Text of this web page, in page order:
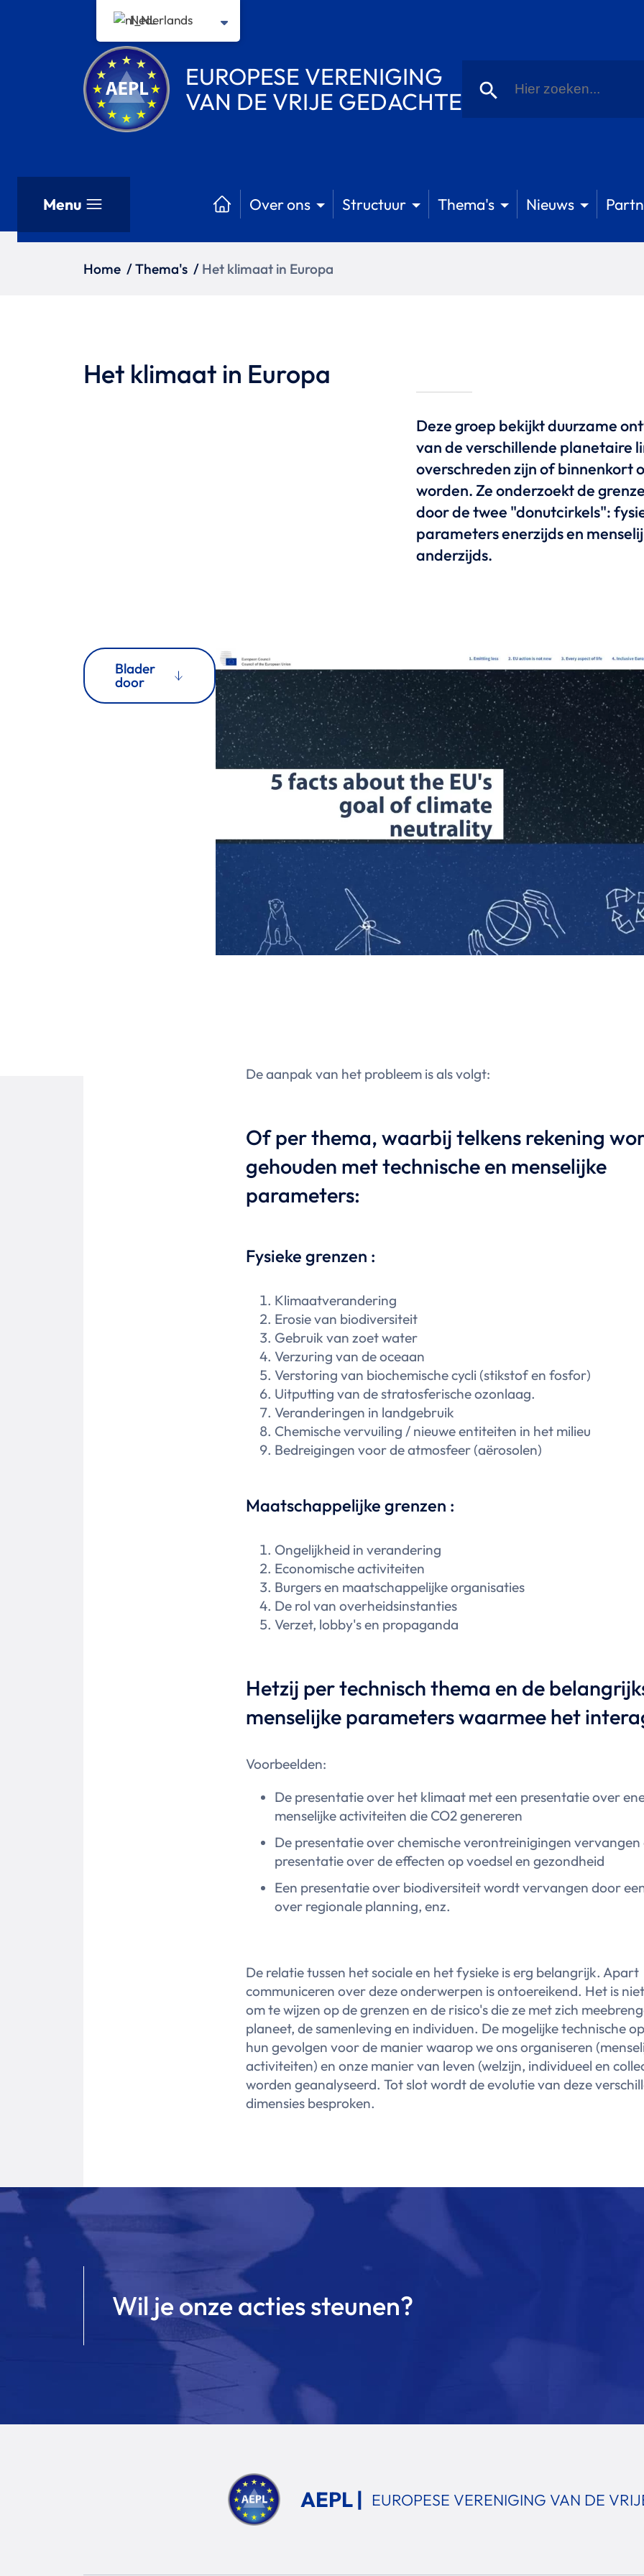
EUROPESE VERENIGING
VAN DE VRIJE GEDACHTE
naar:
Zoekknop
Menu Over ons Structuur Thema's Nieuws
Home /Thema's / Het klimaat in Europa
Het klimaat in Europa
Deze groep bekijkt duurzame
van de verschillende planetaire
overschreden zijn of binnenkort
worden. Ze onderzoekt de
door de twee "donutcirkels":
parameters enerzijds en
anderzijds.
Blader
door
De aanpak van het probleem is als volgt:
Of per thema, waarbij telkens rekening
gehouden met technische en menselijke
parameters:
Fysieke grenzen :
Klimaatverandering
Erosie van biodiversiteit
Gebruik van zoet water
Verzuring van de oceaan
Verstoring van biochemische cycli (stikstof en fosfor)
Uitputting van de stratosferische ozonlaag.
Veranderingen in landgebruik
Chemische vervuiling / nieuwe entiteiten in het milieu
Bedreigingen voor de atmosfeer (aërosolen)
Maatschappelijke grenzen :
Ongelijkheid in verandering
Economische activiteiten
Burgers en maatschappelijke organisaties
De rol van overheidsinstanties
Verzet, lobby's en propaganda
Hetzij per technisch thema en de
menselijke parameters waarmee het
Voorbeelden:
De presentatie over het klimaat met een presentatie over
menselijke activiteiten die CO2 genereren
De presentatie over chemische verontreinigingen
presentatie over de effecten op voedsel en gezondheid
Een presentatie over biodiversiteit wordt vervangen door
over regionale planning, enz.
De relatie tussen het sociale en het fysieke is erg belangrijk. Apart
communiceren over deze onderwerpen is ontoereikend. Het is
om te wijzen op de grenzen en de risico's die ze met zich
planeet, de samenleving en individuen. De mogelijke technische
hun gevolgen voor de manier waarop we ons organiseren
activiteiten) en onze manier van leven (welzijn, individueel en
worden geanalyseerd. Tot slot wordt de evolutie van deze
dimensies besproken.
Wil je onze acties steunen?
AEPL | EUROPESE VERENIGING VAN DE
Nederlands